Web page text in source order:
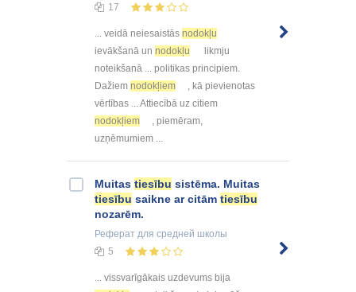
17
... veidā neiesaistās nodokļu
ievākšanā un nodokļu
likmju
noteikšanā ... politikas principiem.
Dažiem nodokļiem
, kā pievienotas
vērtības ... Attiecībā uz citiem
nodokļiem
, piemēram,
uzņēmumiem ...
Muitas tiesību sistēma. Muitas
tiesību saikne ar citām tiesību
nozarēm.
Реферат для средней школы
5
... vissvarīgākais uzdevums bija